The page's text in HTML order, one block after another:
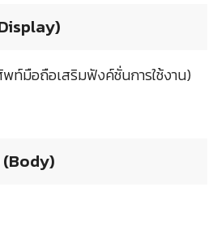
ท์มือถือเสริมฟังค์ชั่นการใช้งาน)